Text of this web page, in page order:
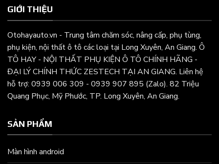
GIỚI THIỆU
Otohayauto.vn - Trung tâm chăm sóc, nâng cấp, phụ tùng,
phụ kiện, nội thất ô tô các loại tại Long Xuyên, An Giang. Ô
TÔ HAY - NỘI THẤT PHỤ KIỆN Ô TÔ CHÍNH HÃNG -
ĐẠI LÝ CHÍNH THỨC ZESTECH TẠI AN GIANG. Liên hệ
hỗ trợ: 0939 006 309 - 0939 907 895 (Zalo). 82 Triệu
Quang Phục, Mỹ Phước, TP. Long Xuyên, An Giang.
SẢN PHẨM
Màn hình android